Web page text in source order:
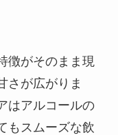
徴がそのまま現
さが広がりま
はアルコールの
もスムーズな飲